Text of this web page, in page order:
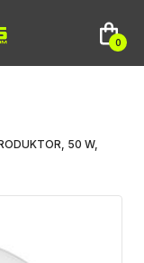
0
50 W,